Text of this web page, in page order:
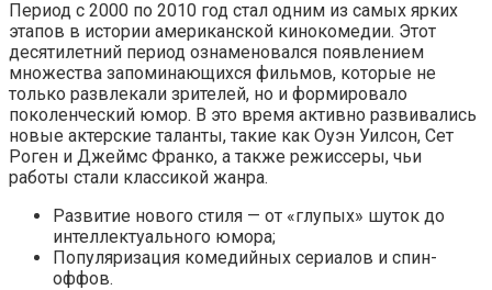
Период с 2000 по 2010 год стал одним из самых ярких
этапов в истории американской кинокомедии. Этот
десятилетний период ознаменовался появлением
множества запоминающихся фильмов, которые не
только развлекали зрителей, но и формировало
поколенческий юмор. В это время активно развивались
новые актерские таланты, такие как Оуэн Уилсон, Сет
Роген и Джеймс Франко, а также режиссеры, чьи
работы стали классикой жанра.
Развитие нового стиля — от «глупых» шуток до
интеллектуального юмора;
Популяризация комедийных сериалов и спин-
оффов.